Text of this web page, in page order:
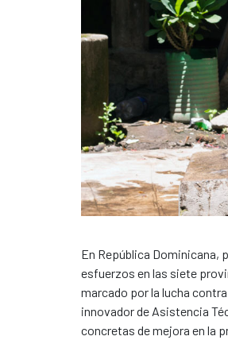
En República Dominicana,
esfuerzos en las siete
marcado por la lucha
innovador de Asistencia
concretas de mejora en la